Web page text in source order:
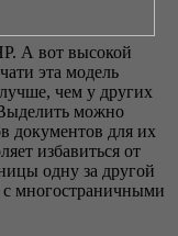
А вот высокой
эта модель
чем у других
можно
документов для их
избавиться от
одну за другой
с многостраничными